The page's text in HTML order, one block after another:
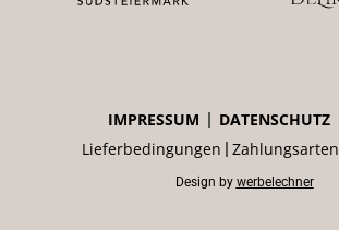
IMPRESSUM DATENSCHUTZ
Lieferbedingungen Zahlungsarten
Design by werbelechner